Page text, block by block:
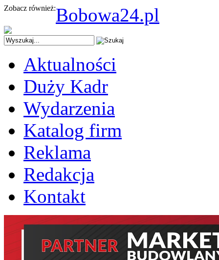
Zobacz również:Bobowa24.pl
Aktualności
Duży Kadr
Wydarzenia
Katalog firm
Reklama
Redakcja
Kontakt